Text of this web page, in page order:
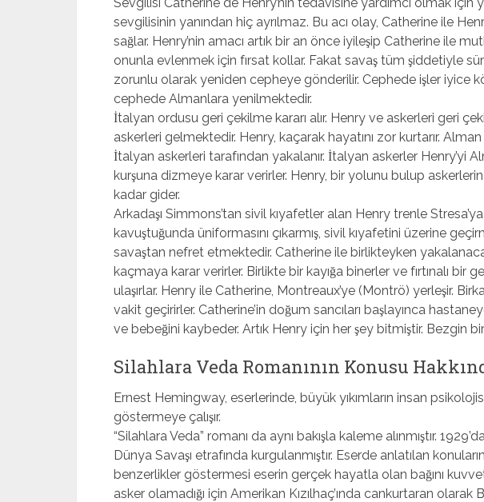
sevgilisinin yanından hiç ayrılmaz. Bu acı olay, Catherine ile
sağlar. Henry’nin amacı artık bir an önce iyileşip Catherine ile
onunla evlenmek için fırsat kollar. Fakat savaş tüm şiddetiyle
zorunlu olarak yeniden cepheye gönderilir. Cephede işler iyice
cephede Almanlara yenilmektedir.
İtalyan ordusu geri çekilme kararı alır. Henry ve askerleri geri
askerleri gelmektedir. Henry, kaçarak hayatını zor kurtarır.
İtalyan askerleri tarafından yakalanır. İtalyan askerler Henry’yi
kurşuna dizmeye karar verirler. Henry, bir yolunu bulup
kadar gider.
Arkadaşı Simmons’tan sivil kıyafetler alan Henry trenle
kavuştuğunda üniformasını çıkarmış, sivil kıyafetini üzerine
savaştan nefret etmektedir. Catherine ile birlikteyken
kaçmaya karar verirler. Birlikte bir kayığa binerler ve fırtınalı bir
ulaşırlar. Henry ile Catherine, Montreaux’ye (Montrö) yerleşir.
vakit geçirirler. Catherine’in doğum sancıları başlayınca
ve bebeğini kaybeder. Artık Henry için her şey bitmiştir. Bezgin
Silahlara Veda Romanının Konusu
Ernest Hemingway, eserlerinde, büyük yıkımların insan
göstermeye çalışır.
“Silahlara Veda” romanı da aynı bakışla kaleme alınmıştır.
Dünya Savaşı etrafında kurgulanmıştır. Eserde anlatılan
benzerlikler göstermesi eserin gerçek hayatla olan bağını
asker olamadığı için Amerikan Kızılhaç’ında cankurtaran olarak